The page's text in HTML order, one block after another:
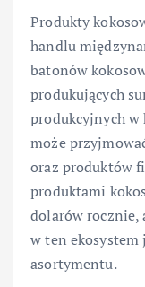
Produkty
handlu
batonów
produkujących
produkcyjnych w
może
oraz produktów
produktami
dolarów rocznie,
w ten ekosystem
asortymentu.